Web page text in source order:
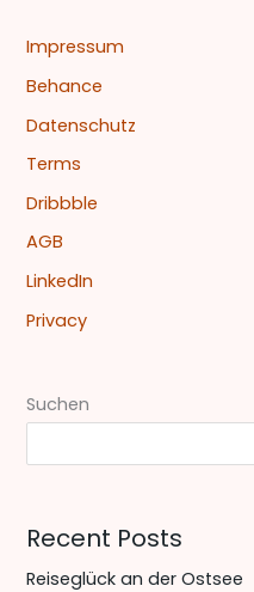
n
n
a
Impressum
Behance
Datenschutz
Terms
Dribbble
AGB
LinkedIn
Privacy
Suchen
Recent Posts
Reiseglück an der Ostsee